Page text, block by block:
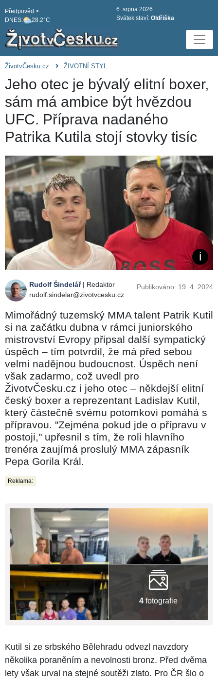
DNES: 28.2°C
Předpověd >
6. srpna 2026
Svátek slaví: Oldřiška
ŽivotvČesku.cz ŽIVOTNÍ STYL
Jeho otec je bývalý elitní boxer,
sám má ambice být hvězdou
UFC. Příprava nadaného
Patrika Kutila stojí stovky tisíc
Rudolf Šindelář| Redaktor
rudolf.sindelar@zivotvcesku.cz
Publikováno: 19. 4. 2024
Mimořádný tuzemský MMA talent Patrik Kutil
si na začátku dubna v rámci juniorského
mistrovství Evropy připsal další sympatický
úspěch –⁠⁠⁠⁠⁠⁠ tím potvrdil, že má před sebou
velmi nadějnou budoucnost. Úspěch není
však zadarmo, což uvedl pro
ŽivotvČesku.cz i jeho otec –⁠⁠⁠⁠⁠⁠ někdejší elitní
český boxer a reprezentant Ladislav Kutil,
který částečně svému potomkovi pomáhá s
přípravou. "Zejména pokud jde o přípravu v
postoji," upřesnil s tím, že roli hlavního
trenéra zaujímá proslulý MMA zápasník
Pepa Gorila Král.
Reklama:
4 fotografie
Kutil si ze srbského Bělehradu odvezl navzdory
několika poraněním a nevolnosti bronz. Před dvěma
lety však urval na stejné soutěži zlato. Pro ČR šlo o